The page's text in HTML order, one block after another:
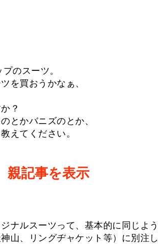
のスーツ。
を買おうかなぁ、
？
とかバニズのとか、
えてください。
親記事を表示
ナルスーツって、基本的に同じよ
山、リングヂャケット等）に別注